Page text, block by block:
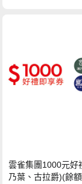
雲雀集團1000元好
乃葉、古拉爵)(餘